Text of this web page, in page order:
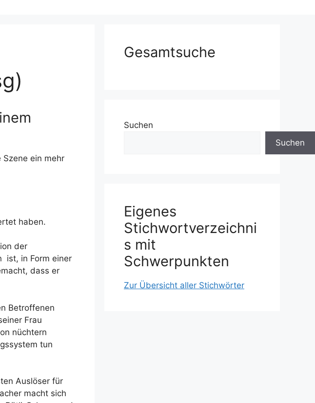
ein mehr
haben.
der
ist, in Form einer
dass er
Betroffenen
Frau
nüchtern
tun
Auslöser für
macht sich
Gesamtsuche
Suchen
Suchen
Eigenes
Stichwortverzeichni
s mit
Schwerpunkten
Zur Übersicht aller Stichwörter